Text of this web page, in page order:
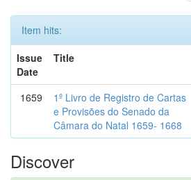
Item hits:
Issue
Date
Title
1659
1º Livro de Registro de Cartas
e Provisões do Senado da
Câmara do Natal 1659- 1668
Discover